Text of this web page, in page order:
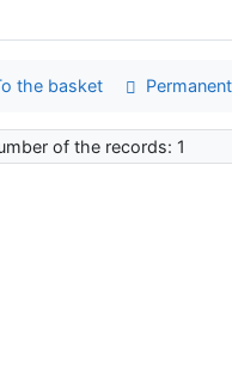
the basket
of the records: 1